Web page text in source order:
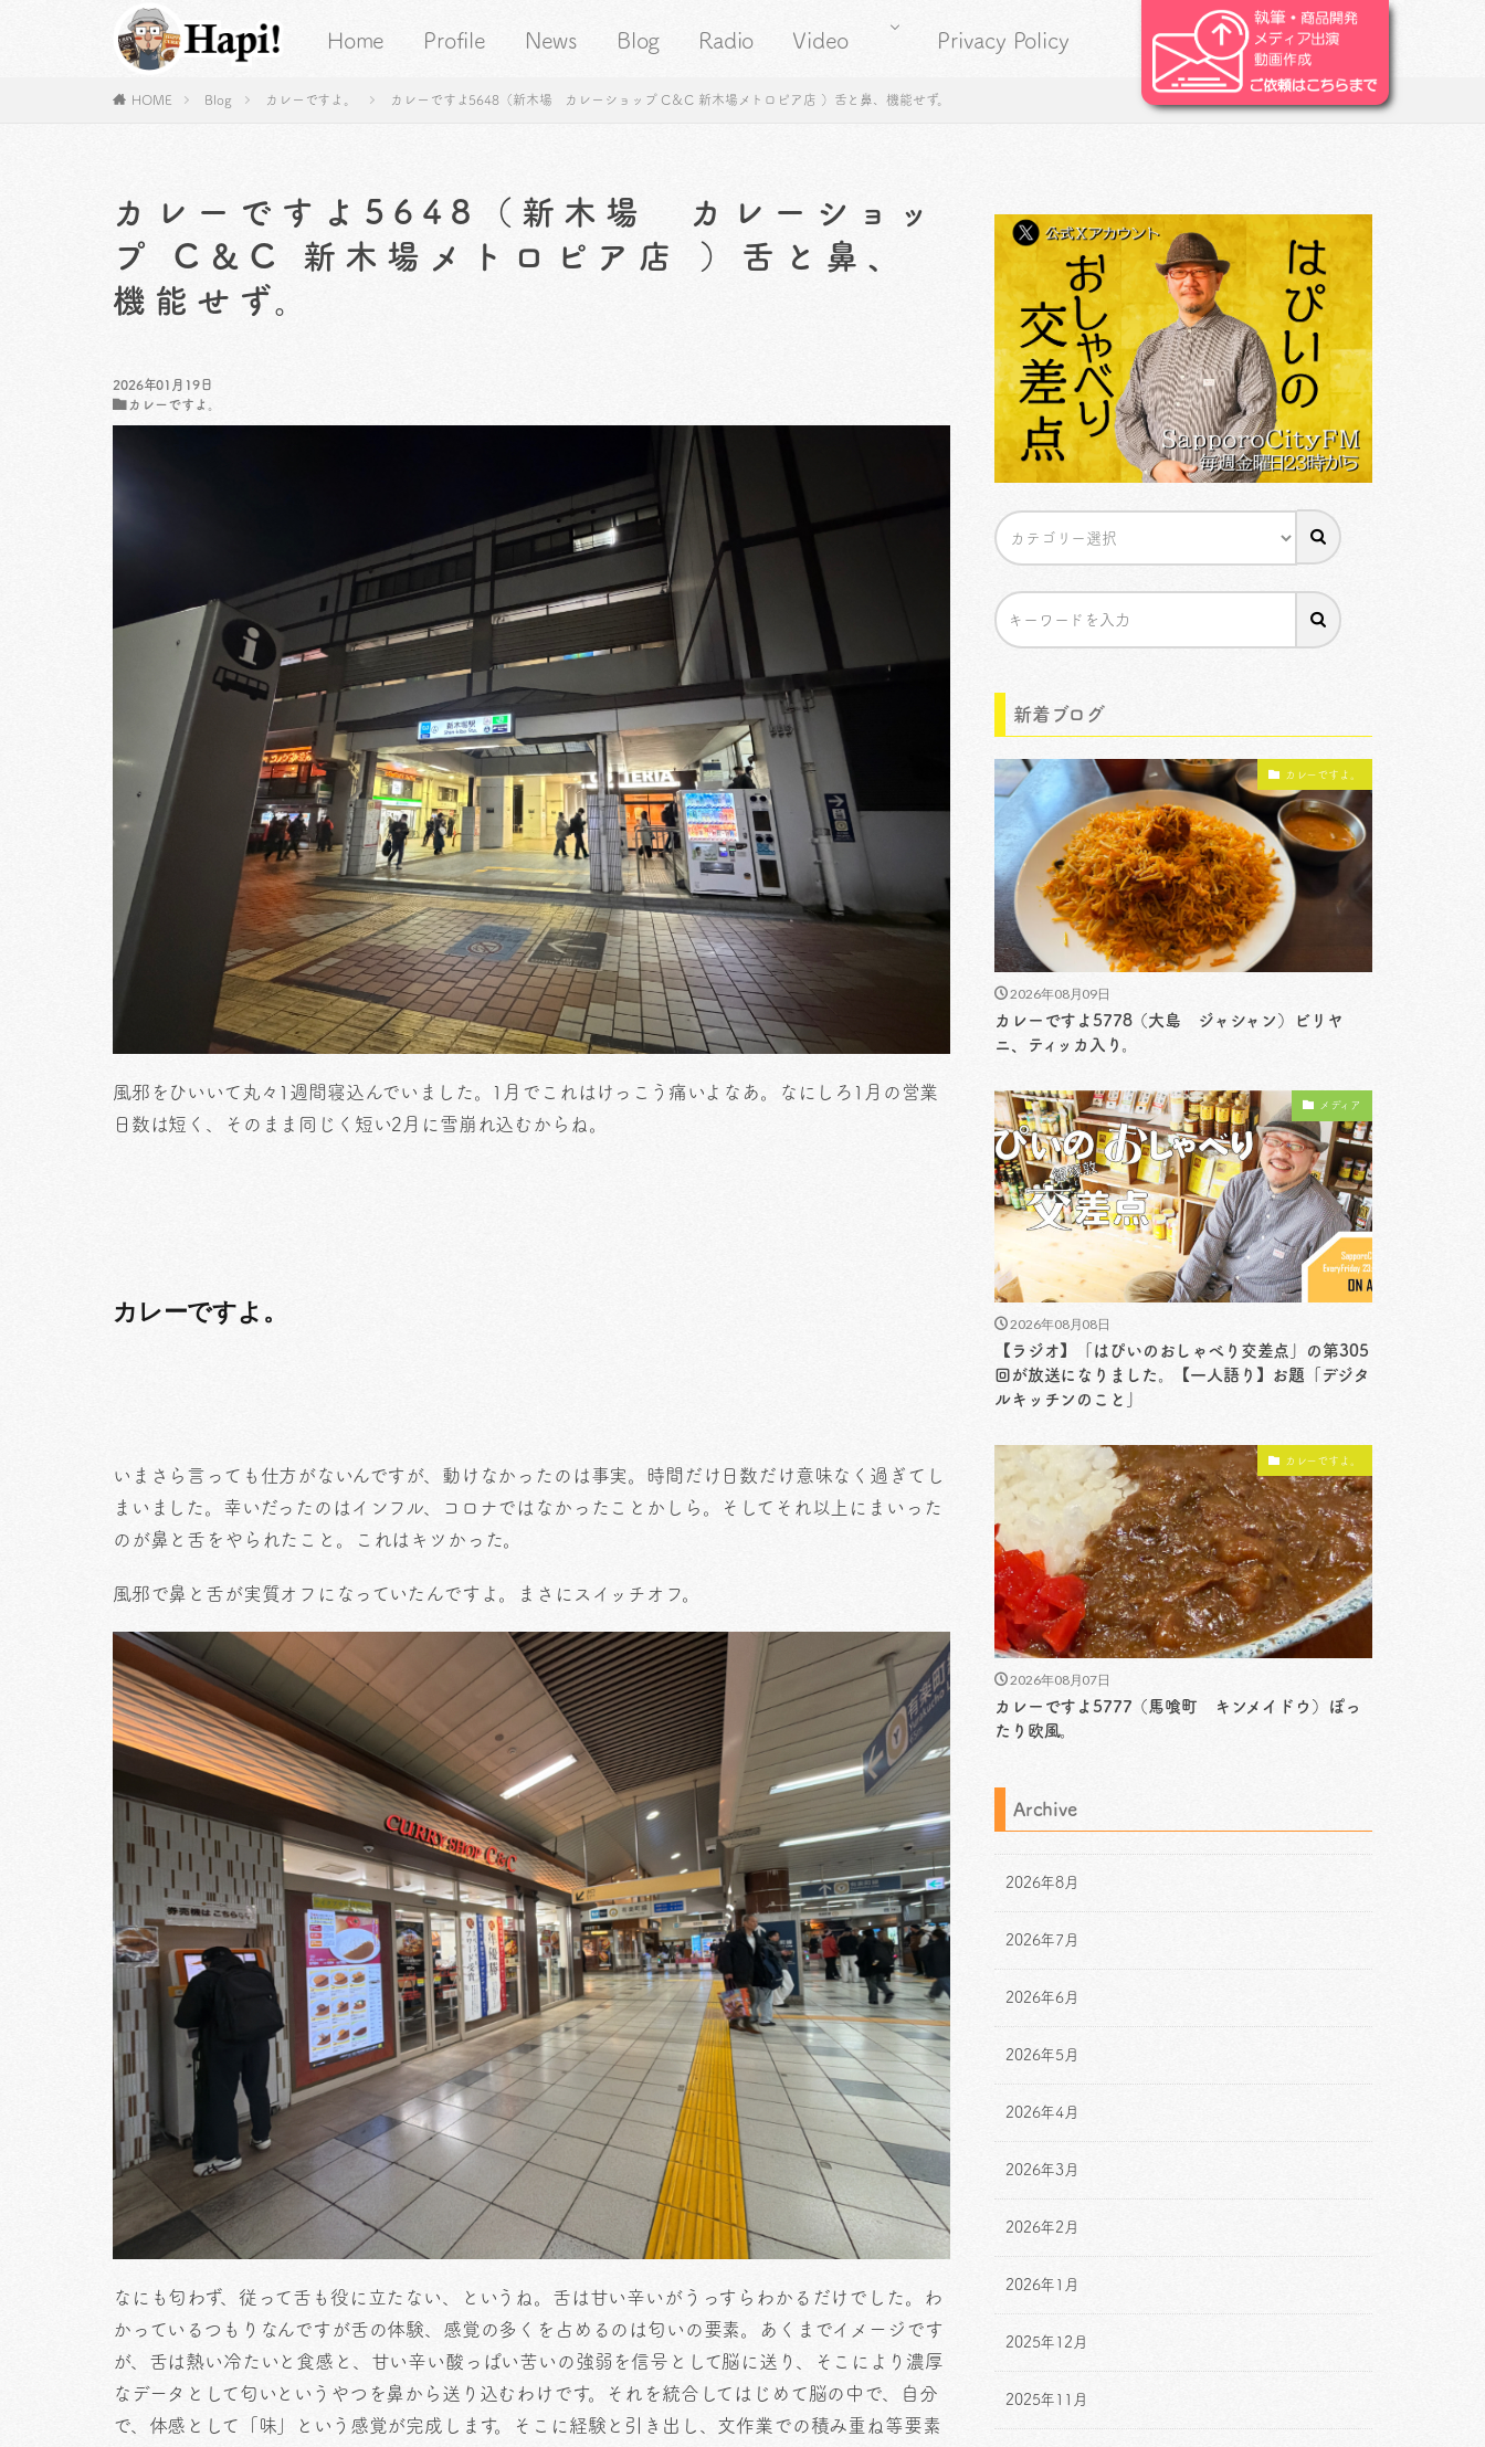
Home Profile News Blog Radio Video Privacy Policy
HOME Blog カレーですよ。 カレーですよ5648（新木場 カレーショップ C＆C 新木場メトロピア店 ）舌と鼻、機能せず。
カレーですよ5648（新木場 カレーショッ
プ C＆C 新木場メトロピア店 ）舌と鼻、
機能せず。
2026年01月19日
カレーですよ。
風邪をひいいて丸々1週間寝込んでいました。1月でこれはけっこう痛いよなあ。なにしろ1月の営業
日数は短く、そのまま同じく短い2月に雪崩れ込むからね。
カレーですよ。
いまさら言っても仕方がないんですが、動けなかったのは事実。時間だけ日数だけ意味なく過ぎてし
まいました。幸いだったのはインフル、コロナではなかったことかしら。そしてそれ以上にまいった
のが鼻と舌をやられたこと。これはキツかった。
風邪で鼻と舌が実質オフになっていたんですよ。まさにスイッチオフ。
なにも匂わず、従って舌も役に立たない、というね。舌は甘い辛いがうっすらわかるだけでした。わ
かっているつもりなんですが舌の体験、感覚の多くを占めるのは匂いの要素。あくまでイメージです
が、舌は熱い冷たいと食感と、甘い辛い酸っぱい苦いの強弱を信号として脳に送り、そこにより濃厚
なデータとして匂いというやつを鼻から送り込むわけです。それを統合してはじめて脳の中で、自分
で、体感として「味」という感覚が完成します。そこに経験と引き出し、文作業での積み重ね等要素
新着ブログ
カレーですよ。
2026年08月09日
カレーですよ5778（大島 ジャシャン）ビリヤ
ニ、ティッカ入り。
メディア
2026年08月08日
【ラジオ】「はぴいのおしゃべり交差点」の第305
回が放送になりました。【一人語り】お題「デジタ
ルキッチンのこと」
カレーですよ。
2026年08月07日
カレーですよ5777（馬喰町 キンメイドウ）ぽっ
たり欧風。
Archive
2026年8月
2026年7月
2026年6月
2026年5月
2026年4月
2026年3月
2026年2月
2026年1月
2025年12月
2025年11月